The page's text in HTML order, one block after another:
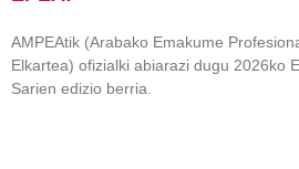
AMPEAtik (Arabako Emakume
Elkartea) ofizialki abiarazi dugu 2026ko
Sarien edizio berria.